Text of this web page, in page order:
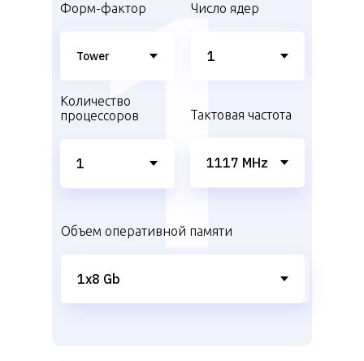
Форм-фактор
Количество
процессоров
Число ядер
Тактовая частота
Объем оперативной памяти